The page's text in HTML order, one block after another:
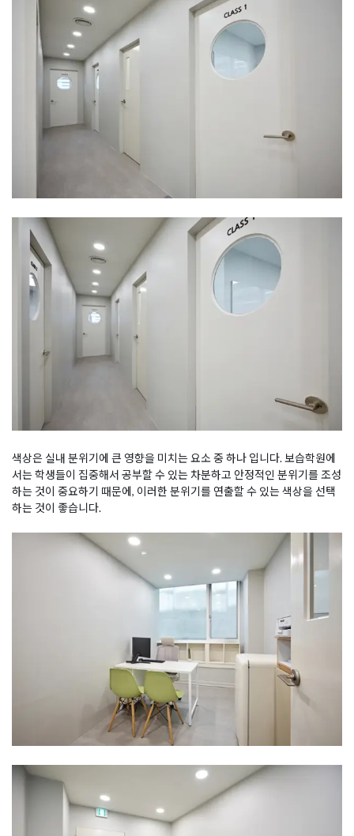
색상은 실내 분위기에 큰 영향을 미치는 요소 중 하나 입니다. 보습학원에
서는 학생들이 집중해서 공부할 수 있는 차분하고 안정적인 분위기를 조성
하는 것이 중요하기 때문에, 이러한 분위기를 연출할 수 있는 색상을 선택
하는 것이 좋습니다.